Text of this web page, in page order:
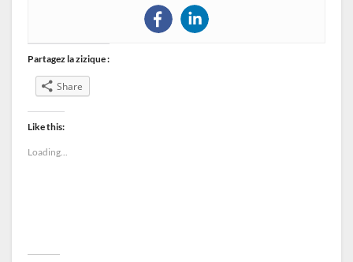
Partagez la zizique :
Share
Like this:
Loading...